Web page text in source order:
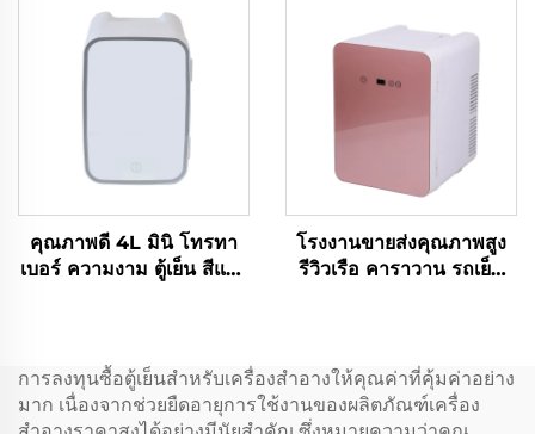
เครื่องเย็น Rv ติดเย็น 28L
คุณภาพดี 4L มินิ โทรทา
เบอร์ ความงาม ตู้เย็น สีแดง
โรงงานขายส่งคุณภาพสูง
รีวิวเรือ คาราวาน รถเย็น
การลงทุนซื้อตู้เย็นสำหรับเครื่องสำอางให้คุณค่าที่คุ้มค่าอย่าง
มาก เนื่องจากช่วยยืดอายุการใช้งานของผลิตภัณฑ์เครื่อง